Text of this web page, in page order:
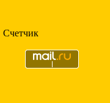
Счетчик